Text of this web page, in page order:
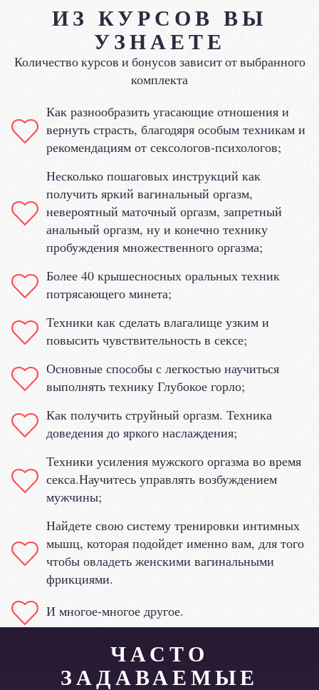
ИЗ КУРСОВ ВЫ
УЗНАЕТЕ
Количество курсов и бонусов зависит от выбранного
комплекта
Как разнообразить угасающие отношения и
вернуть страсть, благодяря особым техникам и
рекомендациям от сексологов-психологов;
Несколько пошаговых инструкций как
получить яркий вагинальный оргазм,
невероятный маточный оргазм, запретный
анальный оргазм, ну и конечно технику
пробуждения множественного оргазма;
Более 40 крышесносных оральных техник
потрясающего минета;
Техники как сделать влагалище узким и
повысить чувствительность в сексе;
Основные способы с легкостью научиться
выполнять технику Глубокое горло;
Как получить струйный оргазм. Техника
доведения до яркого наслаждения;
Техники усиления мужского оргазма во время
секса.Научитесь управлять возбуждением
мужчины;
Найдете свою систему тренировки интимных
мышц, которая подойдет именно вам, для того
чтобы овладеть женскими вагинальными
фрикциями.
И многое-многое другое.
ЧАСТО
ЗАДАВАЕМЫЕ